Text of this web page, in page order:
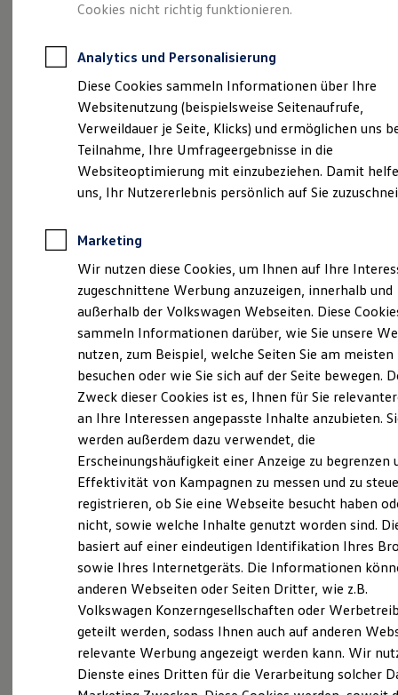
Leasing ohne Anzahlung
Autokredit mit Schlussrate
Versicherungen und Garantien
Kfz-Versicherung
Restschuldversicherungen
Garantien
Wartungsverträge
Geschäftskunden
Professional Class bei Volkswagen
Großkunden
Behörden
Anpfiff zum Gewinn
Elektroautos
ID. Tutorials
Der neue ID. Polo
Der ID.4
Der ID.4 GTX
Der ID.5 GTX
Der ID.7 GTX
Der ID.7 Tourer
Der ID.7 GTX Tourer
Der neue ID. Cross
Elektrofahrzeugkonzepte
ID. EVERY1
Reichweite
Reichweite der ID. Modelle
Reichweite im Winter
Rekuperation
Laden unterwegs
Laden Zuhause
Ladestationen finden
Ladezeitensimulator
Batterie
Sicherheit
Garantie und Lebensdauer
Impressum & Rechtliches)
Probefahrt vereinbaren
Fahrzeugangebot anfordern
Servicetermin buchen
Serviceanfrage stellen
Cookies nicht richtig funktionieren.
Analytics und Personalisierung
Diese Cookies sammeln Informationen über Ihre
Websitenutzung (beispielsweise Seitenaufrufe,
Verweildauer je Seite, Klicks) und ermöglichen uns
Teilnahme, Ihre Umfrageergebnisse in die
Websiteoptimierung mit einzubeziehen. Damit
uns, Ihr Nutzererlebnis persönlich auf Sie
Marketing
Wir nutzen diese Cookies, um Ihnen auf Ihre
zugeschnittene Werbung anzuzeigen, innerhalb und
außerhalb der Volkswagen Webseiten. Diese
sammeln Informationen darüber, wie Sie unsere
nutzen, zum Beispiel, welche Seiten Sie am meisten
besuchen oder wie Sie sich auf der Seite bewegen.
Zweck dieser Cookies ist es, Ihnen für Sie
an Ihre Interessen angepasste Inhalte anzubieten.
werden außerdem dazu verwendet, die
Erscheinungshäufigkeit einer Anzeige zu begrenzen
Effektivität von Kampagnen zu messen und zu
registrieren, ob Sie eine Webseite besucht haben
nicht, sowie welche Inhalte genutzt worden sind.
basiert auf einer eindeutigen Identifikation Ihres
sowie Ihres Internetgeräts. Die Informationen
anderen Webseiten oder Seiten Dritter, wie z.B.
Volkswagen Konzerngesellschaften oder
geteilt werden, sodass Ihnen auch auf anderen
relevante Werbung angezeigt werden kann. Wir
Dienste eines Dritten für die Verarbeitung solcher